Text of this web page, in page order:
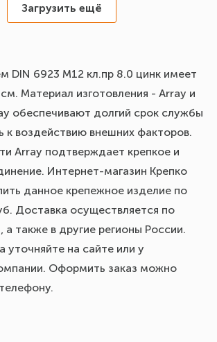
Загрузить ещё
DIN 6923 М12 кл.пр 8.0 цинк имеет
Материал изготовления - Array и
обеспечивают долгий срок службы
к воздействию внешних факторов.
Array подтверждает крепкое и
Интернет-магазин Крепко
данное крепежное изделие по
Доставка осуществляется по
а также в другие регионы России.
уточняйте на сайте или у
Оформить заказ можно